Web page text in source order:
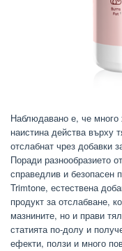
Наблюдавано е, че много
наистина действа върху
отслабнат чрез добавки
Поради разнообразието
справедлив и безопасен
Trimtone, естествена
продукт за отслабване,
мазнините, но и прави
статията по-долу и
ефекти, ползи и много